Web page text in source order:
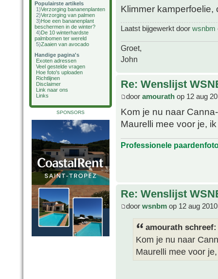
Populairste artikels
1)Verzorging bananenplanten
2)Verzorging van palmen
3)Hoe een bananenplant
beschermen in de winter?
4)De 10 winterhardste
palmbomen ter wereld
5)Zaaien van avocado
Handige pagina's
Exoten adressen
Veel gestelde vragen
Hoe foto's uploaden
Richtlijnen
Disclaimer
Link naar ons
Links
SPONSORS
Klimmer kamperfoelie,
Laatst bijgewerkt door wsnbm
Groet,
John
Re: Wenslijst
door amourath op 12 aug
Kom je nu naar
Maurelli mee voor je,
Professionele
Re: Wenslijst
door wsnbm op 12 aug
amourath schreef:
Kom je nu naar
Maurelli mee voor